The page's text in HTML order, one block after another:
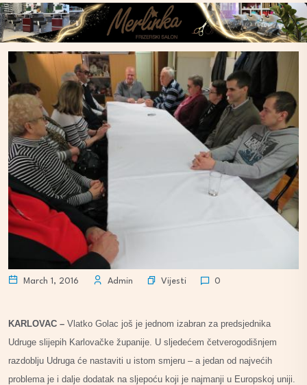
March 1, 2016 Admin Vijesti 0
KARLOVAC – Vlatko Golac još je jednom izabran za predsjednika
Udruge slijepih Karlovačke županije. U sljedećem četverogodišnjem
razdoblju Udruga će nastaviti u istom smjeru – a jedan od najvećih
problema je i dalje dodatak na sljepoću koji je najmanji u Europskoj uniji.